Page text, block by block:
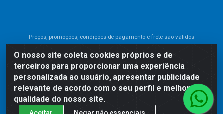
O nosso site coleta cookies próprios e de
terceiros para proporcionar uma experiência
personalizada ao usuário, apresentar publicidade
relevante de acordo com o seu perfil e melhorar a
qualidade do nosso site.
Aceitar Negar não essenciais
Preços, promoções, condições de pagamento e frete são válidos
divergência de preço de um produto, será válido o preço que for
exibido no carrinho de compras do site no momento do pagamento.
As vendas estão sujeitas a análise e disponibilidade do estoque.
Imagens de produtos meramente ilustrativas.
Comercial de Construção 2001 LTDA - Av. Congresso